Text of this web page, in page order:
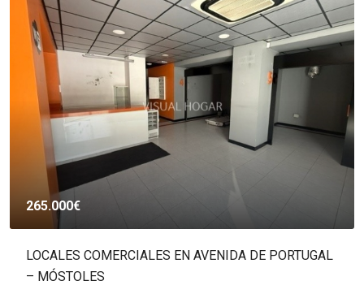
COMERCIALES EN AVENIDA DE PORTUGAL
MÓSTOLES